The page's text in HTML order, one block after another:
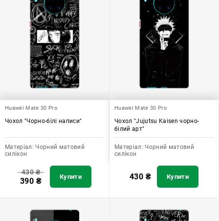
Huawei Mate 30 Pro
Чохол "Чорно-білі написи"
Матеріал: Чорний матовий
силікон
430₴
390 ₴ Купити
Huawei Mate 30 Pro
Чохол "Jujutsu Kaisen чорно-
білий арт"
Матеріал: Чорний матовий
силікон
430 ₴ Купити